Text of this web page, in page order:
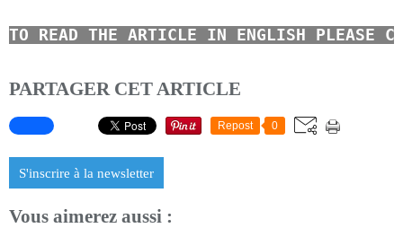
TO READ THE ARTICLE IN ENGLISH PLEASE
PARTAGER CET ARTICLE
Repost 0
S'inscrire à la newsletter
Vous aimerez aussi :